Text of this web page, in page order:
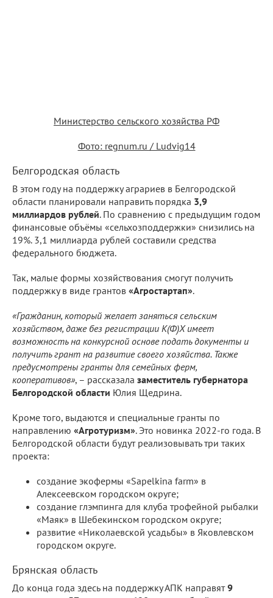
Министерство сельского хозяйства РФ
Фото: regnum.ru / Ludvig14
Белгородская область
В этом году на поддержку аграриев в Белгородской
области планировали направить порядка 3,9
миллиардов рублей. По сравнению с предыдущим годом
финансовые объёмы «сельхозподдержки» снизились на
19%. 3,1 миллиарда рублей составили средства
федерального бюджета.
Так, малые формы хозяйствования смогут получить
поддержку в виде грантов «Агростартап».
«Гражданин, который желает заняться сельским
хозяйством, даже без регистрации К(Ф)Х имеет
возможность на конкурсной основе подать документы и
получить грант на развитие своего хозяйства. Также
предусмотрены гранты для семейных ферм,
кооперативов», – рассказала заместитель губернатора
Белгородской области Юлия Щедрина.
Кроме того, выдаются и специальные гранты по
направлению «Агротуризм». Это новинка 2022-го года. В
Белгородской области будут реализовывать три таких
проекта:
создание экофермы «Sapelkina farm» в
Алексеевском городском округе;
создание глэмпинга для клуба трофейной рыбалки
«Маяк» в Шебекинском городском округе;
развитие «Николаевской усадьбы» в Яковлевском
городском округе.
Брянская область
До конца года здесь на поддержку АПК направят9